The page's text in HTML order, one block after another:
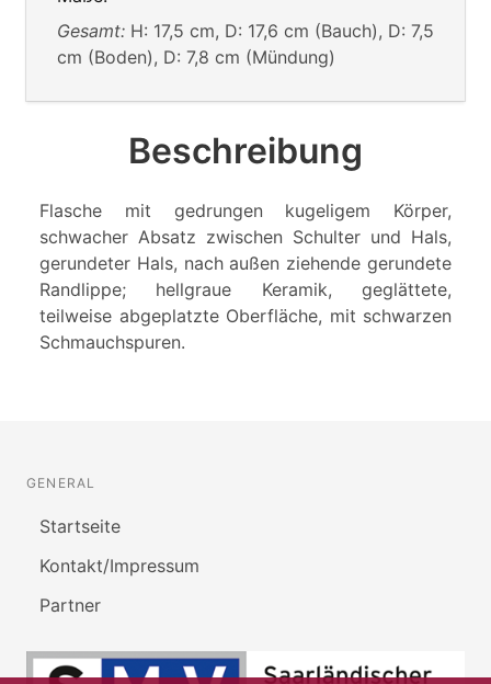
Gesamt: H: 17,5 cm, D: 17,6 cm (Bauch), D: 7,5
cm (Boden), D: 7,8 cm (Mündung)
Beschreibung
Flasche mit gedrungen kugeligem Körper,
schwacher Absatz zwischen Schulter und Hals,
gerundeter Hals, nach außen ziehende gerundete
Randlippe; hellgraue Keramik, geglättete,
teilweise abgeplatzte Oberfläche, mit schwarzen
Schmauchspuren.
GENERAL
Startseite
Kontakt/Impressum
Partner